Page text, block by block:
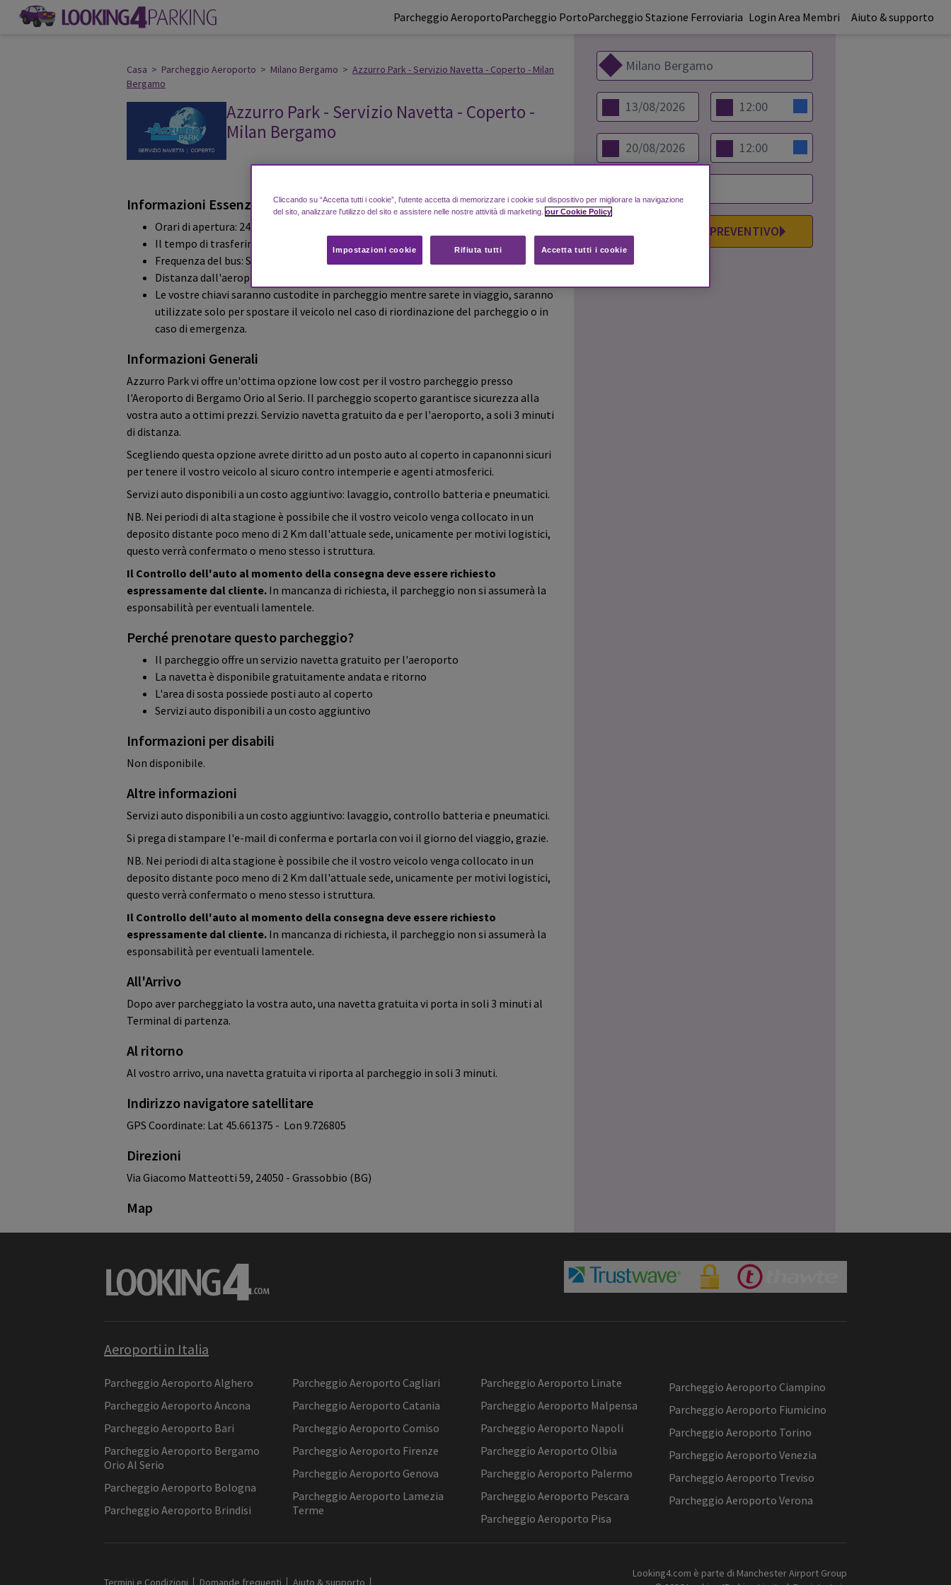
Parcheggio AeroportoParcheggio PortoParcheggio Stazione Ferroviaria Login Area Membri Aiuto & supporto
Casa > Parcheggio Aeroporto > Milano Bergamo > Azzurro Park - Servizio Navetta - Coperto - Milan
Bergamo
Azzurro Park - Servizio Navetta - Coperto -
Milan Bergamo
Informazioni Essenziali
Orari di apertura: 24/7
Il tempo di trasferimento per l'aeroporto: 3 minuti
Frequenza del bus: Su richiesta
Distanza dall'aeroporto: 2 Km
Le vostre chiavi saranno custodite in parcheggio mentre sarete in viaggio, saranno
utilizzate solo per spostare il veicolo nel caso di riordinazione del parcheggio o in
caso di emergenza.
Informazioni Generali
Azzurro Park vi offre un'ottima opzione low cost per il vostro parcheggio presso
l'Aeroporto di Bergamo Orio al Serio. Il parcheggio scoperto garantisce sicurezza alla
vostra auto a ottimi prezzi. Servizio navetta gratuito da e per l'aeroporto, a soli 3 minuti
di distanza.
Scegliendo questa opzione avrete diritto ad un posto auto al coperto in capanonni sicuri
per tenere il vostro veicolo al sicuro contro intemperie e agenti atmosferici.
Servizi auto disponibili a un costo aggiuntivo: lavaggio, controllo batteria e pneumatici.
NB. Nei periodi di alta stagione è possibile che il vostro veicolo venga collocato in un
deposito distante poco meno di 2 Km dall'attuale sede, unicamente per motivi logistici,
questo verrà confermato o meno stesso i struttura.
Il Controllo dell'auto al momento della consegna deve essere richiesto
espressamente dal cliente. In mancanza di richiesta, il parcheggio non si assumerà la
esponsabilità per eventuali lamentele.
Perché prenotare questo parcheggio?
Il parcheggio offre un servizio navetta gratuito per l'aeroporto
La navetta è disponibile gratuitamente andata e ritorno
L'area di sosta possiede posti auto al coperto
Servizi auto disponibili a un costo aggiuntivo
Informazioni per disabili
Non disponibile.
Altre informazioni
Servizi auto disponibili a un costo aggiuntivo: lavaggio, controllo batteria e pneumatici.
Si prega di stampare l'e-mail di conferma e portarla con voi il giorno del viaggio, grazie.
NB. Nei periodi di alta stagione è possibile che il vostro veicolo venga collocato in un
deposito distante poco meno di 2 Km dall'attuale sede, unicamente per motivi logistici,
questo verrà confermato o meno stesso i struttura.
Il Controllo dell'auto al momento della consegna deve essere richiesto
espressamente dal cliente. In mancanza di richiesta, il parcheggio non si assumerà la
esponsabilità per eventuali lamentele.
All'Arrivo
Dopo aver parcheggiato la vostra auto, una navetta gratuita vi porta in soli 3 minuti al
Terminal di partenza.
Al ritorno
Al vostro arrivo, una navetta gratuita vi riporta al parcheggio in soli 3 minuti.
Indirizzo navigatore satellitare
GPS Coordinate: Lat 45.661375 - Lon 9.726805
Direzioni
Via Giacomo Matteotti 59, 24050 - Grassobbio (BG)
Map
VISUALIZZA IL PREVENTIVO
Aeroporti in Italia
Parcheggio Aeroporto Alghero
Parcheggio Aeroporto Ancona
Parcheggio Aeroporto Bari
Parcheggio Aeroporto Bergamo
Orio Al Serio
Parcheggio Aeroporto Bologna
Parcheggio Aeroporto Brindisi
Parcheggio Aeroporto Cagliari
Parcheggio Aeroporto Catania
Parcheggio Aeroporto Comiso
Parcheggio Aeroporto Firenze
Parcheggio Aeroporto Genova
Parcheggio Aeroporto Lamezia
Terme
Parcheggio Aeroporto Linate
Parcheggio Aeroporto Malpensa
Parcheggio Aeroporto Napoli
Parcheggio Aeroporto Olbia
Parcheggio Aeroporto Palermo
Parcheggio Aeroporto Pescara
Parcheggio Aeroporto Pisa
Parcheggio Aeroporto Ciampino
Parcheggio Aeroporto Fiumicino
Parcheggio Aeroporto Torino
Parcheggio Aeroporto Venezia
Parcheggio Aeroporto Treviso
Parcheggio Aeroporto Verona
Termini e Condizioni Domande frequenti Aiuto & supporto
Looking4.com è parte di Manchester Airport Group
Cliccando su “Accetta tutti i cookie”, l'utente accetta di memorizzare i cookie sul dispositivo per migliorare la navigazione
del sito, analizzare l'utilizzo del sito e assistere nelle nostre attività di marketing. our Cookie Policy
Impostazioni cookie Rifiuta tutti Accetta tutti i cookie